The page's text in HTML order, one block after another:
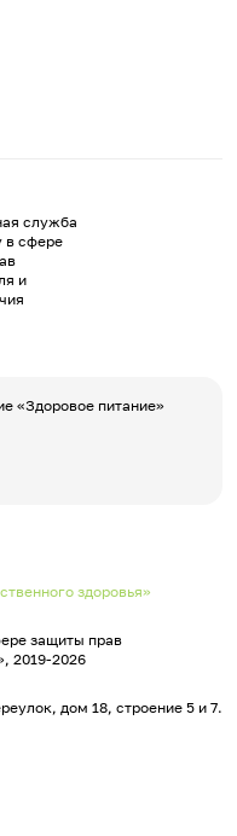
служба
в сфере
и
«Здоровое питание»
здоровья»
защиты прав
2019-2026
дом 18, строение 5 и 7.